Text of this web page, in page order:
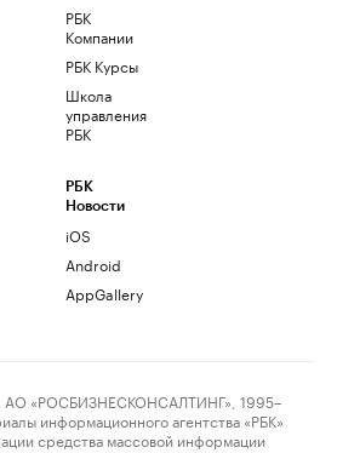
РБК
Компании
РБК Курсы
Школа
управления
РБК
РБК
Новости
iOS
Android
AppGallery
«РОСБИЗНЕСКОНСАЛТИНГ», 1995–
информационного агентства «РБК»
средства массовой информации